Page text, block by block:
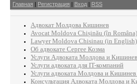
Главная | Регистрация | Вход | RSS
Адвокат Молдова Кишинев
Avocat Moldova Chișinău (în Româna)
Lawyer Moldova Chisinau (in English)
Об адвокате Сергее Козма
Услуги Адвоката Молдова и Кишинев
Услуги адвоката для IT-компаний
Услуги адвоката Молдова и
Консультация Адвоката Молдова и